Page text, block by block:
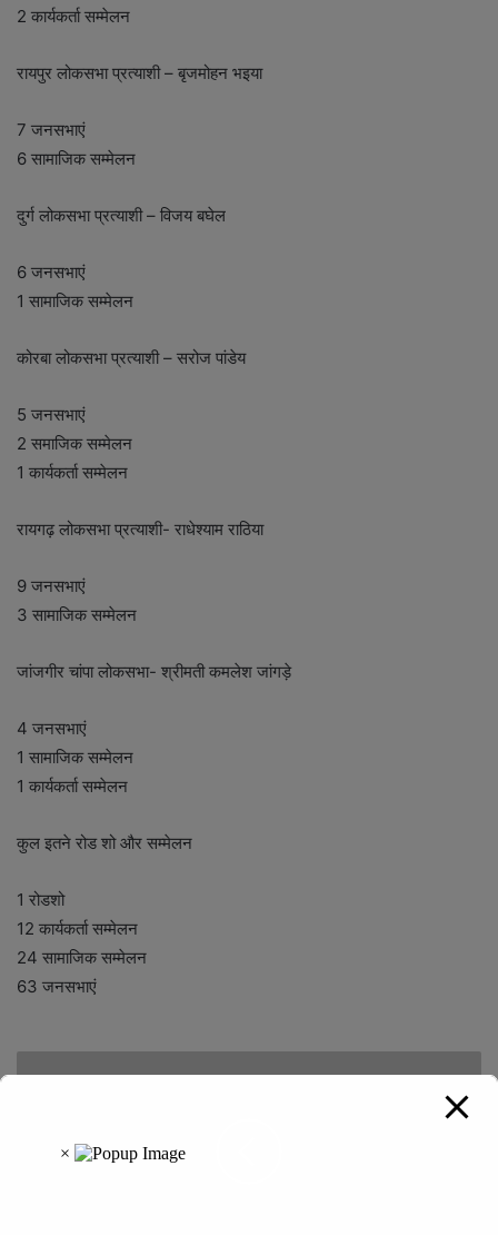
2 कार्यकर्ता सम्मेलन
रायपुर लोकसभा प्रत्याशी – बृजमोहन भइया
7 जनसभाएं
6 सामाजिक सम्मेलन
दुर्ग लोकसभा प्रत्याशी – विजय बघेल
6 जनसभाएं
1 सामाजिक सम्मेलन
कोरबा लोकसभा प्रत्याशी – सरोज पांडेय
5 जनसभाएं
2 समाजिक सम्मेलन
1 कार्यकर्ता सम्मेलन
रायगढ़ लोकसभा प्रत्याशी- राधेश्याम राठिया
9 जनसभाएं
3 सामाजिक सम्मेलन
जांजगीर चांपा लोकसभा- श्रीमती कमलेश जांगड़े
4 जनसभाएं
1 सामाजिक सम्मेलन
1 कार्यकर्ता सम्मेलन
कुल इतने रोड शो और सम्मेलन
1 रोडशो
12 कार्यकर्ता सम्मेलन
24 सामाजिक सम्मेलन
63 जनसभाएं